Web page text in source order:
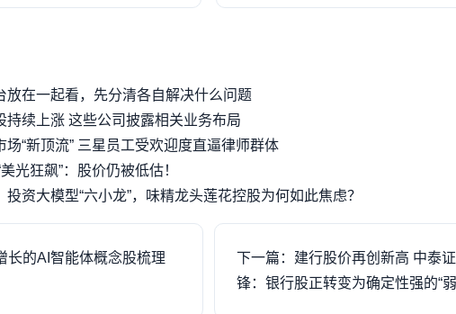
放在一起看，先分清各自解决什么问题
持续上涨 这些公司披露相关业务布局
“新顶流” 三星员工受欢迎度直逼律师群体
光狂飙”：股价仍被低估！
资大模型“六小龙”，味精龙头莲花控股为何如此焦虑？
长的AI智能体概念股梳理
下一篇：建行股价再创新高 中泰
锋：银行股正转变为确定性强的“